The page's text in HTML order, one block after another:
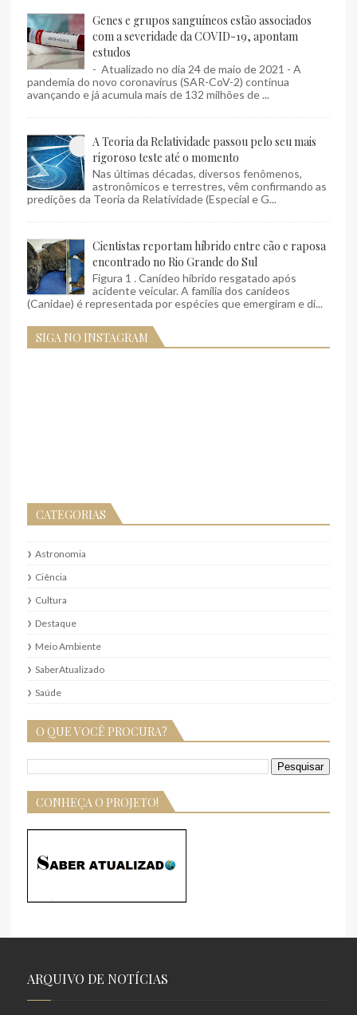
Genes e grupos sanguíneos estão associados
com a severidade da COVID-19, apontam
estudos
- Atualizado no dia 24 de maio de 2021 - A
pandemia do novo coronavírus (SAR-CoV-2) continua
avançando e já acumula mais de 132 milhões de ...
A Teoria da Relatividade passou pelo seu mais
rigoroso teste até o momento
Nas últimas décadas, diversos fenômenos,
astronômicos e terrestres, vêm confirmando as
predições da Teoria da Relatividade (Especial e G...
Cientistas reportam híbrido entre cão e raposa
encontrado no Rio Grande do Sul
Figura 1 . Canídeo híbrido resgatado após
acidente veicular. A família dos canídeos
(Canidae) é representada por espécies que emergiram e di...
SIGA NO INSTAGRAM
CATEGORIAS
Astronomia
Ciência
Cultura
Destaque
Meio Ambiente
SaberAtualizado
Saúde
O QUE VOCÊ PROCURA?
CONHEÇA O PROJETO!
ARQUIVO DE NOTÍCIAS